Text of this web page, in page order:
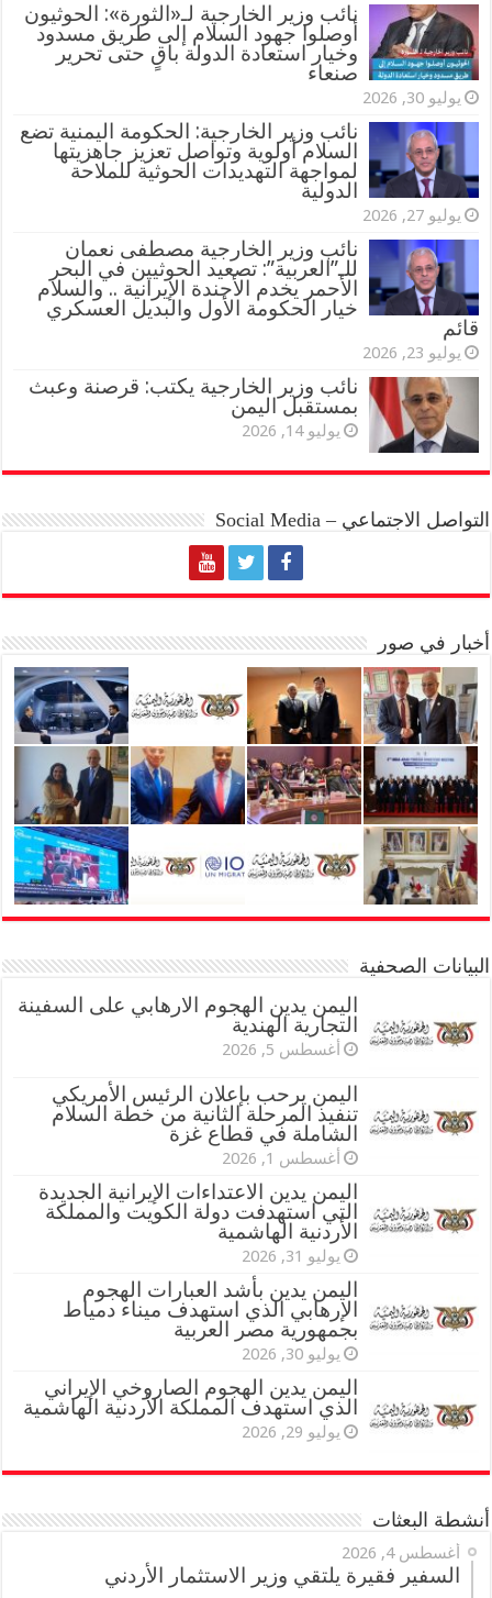
‏نائب وزير الخارجية لـ«الثورة»: الحوثيون
أوصلوا جهود السلام إلى طريق مسدود
وخيار استعادة الدولة باقٍ حتى تحرير
صنعاء
يوليو 30, 2026
نائب وزير الخارجية: الحكومة اليمنية تضع
السلام أولوية وتواصل تعزيز جاهزيتها
لمواجهة التهديدات الحوثية للملاحة
الدولية
يوليو 27, 2026
نائب وزير الخارجية مصطفى نعمان
للـ”العربية”: تصعيد الحوثيين في البحر
الأحمر يخدم الأجندة الإيرانية .. والسلام
خيار الحكومة الأول والبديل العسكري
قائم
يوليو 23, 2026
نائب وزير الخارجية يكتب: قرصنة وعبث
بمستقبل اليمن
يوليو 14, 2026
التواصل الاجتماعي – Social Media
أخبار في صور
البيانات الصحفية
اليمن يدين الهجوم الارهابي على السفينة
التجارية الهندية
أغسطس 5, 2026
اليمن يرحب بإعلان الرئيس الأمريكي
تنفيذ المرحلة الثانية من خطة السلام
الشاملة في قطاع غزة
أغسطس 1, 2026
اليمن يدين الاعتداءات الإيرانية الجديدة
التي استهدفت دولة الكويت والمملكة
الأردنية الهاشمية
يوليو 31, 2026
اليمن يدين بأشد العبارات الهجوم
الإرهابي الذي استهدف ميناء دمياط
بجمهورية مصر العربية
يوليو 30, 2026
اليمن يدين الهجوم الصاروخي الإيراني
الذي استهدف المملكة الأردنية الهاشمية
يوليو 29, 2026
أنشطة البعثات
أغسطس 4, 2026
السفير فقيرة يلتقي وزير الاستثمار الأردني